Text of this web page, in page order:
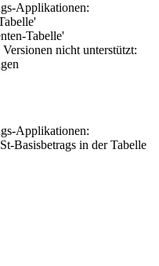
Applikationen:
Tabelle'
nicht unterstützt:
Applikationen:
Basisbetrags in der Tabelle